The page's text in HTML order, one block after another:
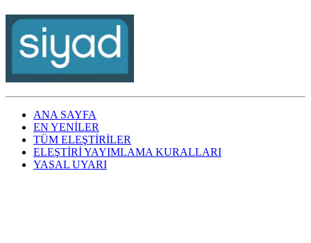
ANA SAYFA
EN YENİLER
TÜM ELEŞTİRİLER
ELEŞTİRİ YAYIMLAMA KURALLARI
YASAL UYARI